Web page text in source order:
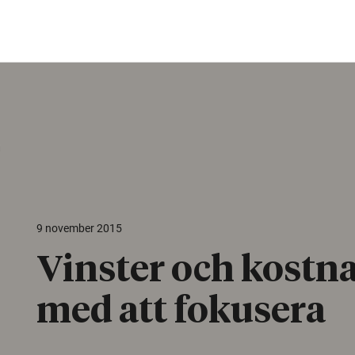
9 november 2015
Vinster och
med att fokusera